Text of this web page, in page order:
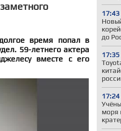
17:43
до
17:35
17:24
моря
время попал в
59-летнего актера
вместе с его